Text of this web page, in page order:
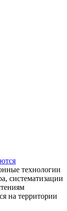
технологии
систематизации
на территории